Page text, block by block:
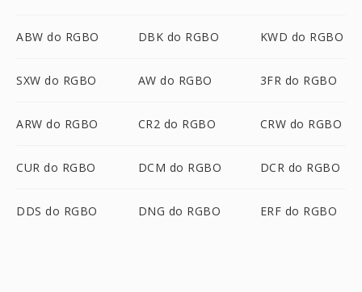
ABW do RGBO DBK do RGBO KWD do RGBO
SXW do RGBO AW do RGBO 3FR do RGBO
ARW do RGBO CR2 do RGBO CRW do RGBO
CUR do RGBO DCM do RGBO DCR do RGBO
DDS do RGBO DNG do RGBO ERF do RGBO